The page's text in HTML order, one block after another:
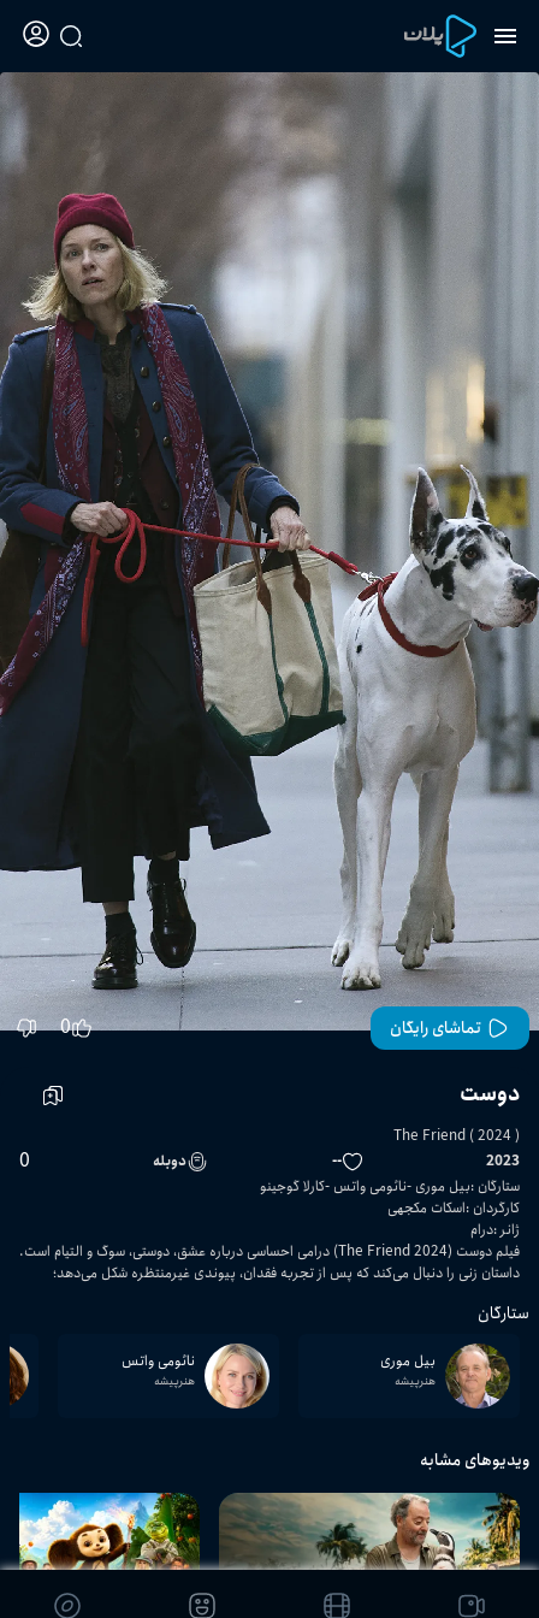
تماشای رایگان 0
دوست‌‌‌
The Friend ( 2024 )
2023
-- دوبله 0
ستارگان :بیل موری نائومی واتس کارلا گوجینو
کارگردان :اسکات مکجهی
ژانر :درام
فیلم دوست (The Friend 2024) درامی احساسی درباره عشق، دوستی، سوگ و التیام است.
داستان زنی را دنبال می‌کند که پس از تجربه فقدان، پیوندی غیرمنتظره شکل می‌دهد؛
ستارگان
بیل موری
هنرپیشه
نائومی واتس
هنرپیشه
ویدیوهای مشابه